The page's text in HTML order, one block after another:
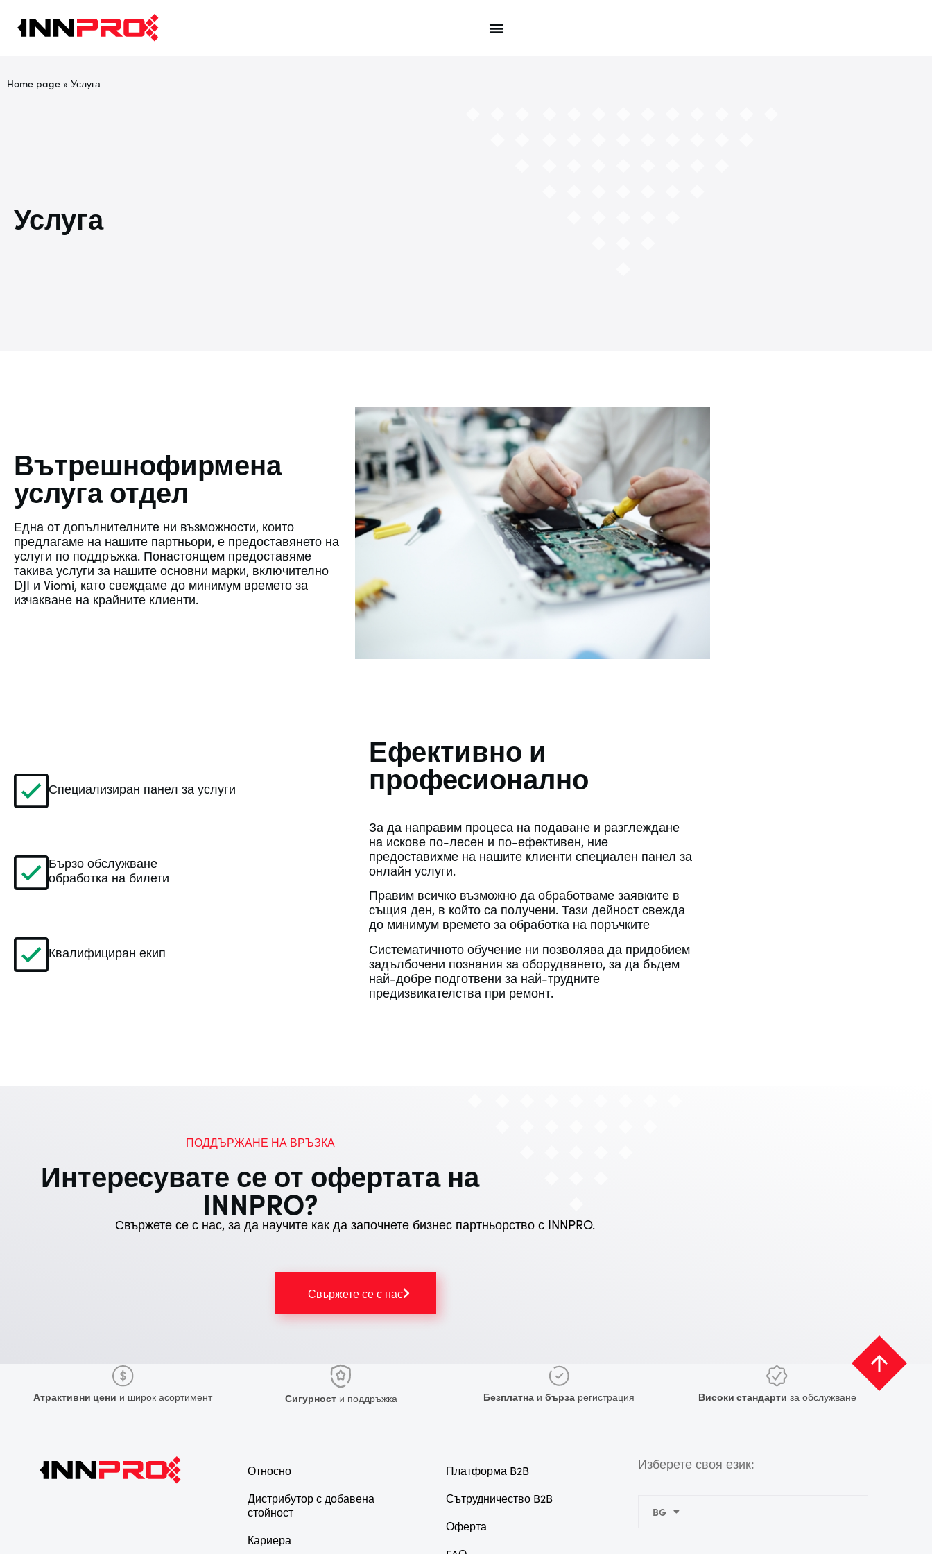
Home page » Услуга
Услуга
Вътрешнофирмена
услуга отдел
Една от допълнителните ни възможности, които
предлагаме на нашите партньори, е предоставянето на
услуги по поддръжка. Понастоящем предоставяме
такива услуги за нашите основни марки, включително
DJI и Viomi, като свеждаме до минимум времето за
изчакване на крайните клиенти.
Специализиран панел за услуги
Бързо обслужване
обработка на билети
Квалифициран екип
Ефективно и
професионално
За да направим процеса на подаване и разглеждане
на искове по-лесен и по-ефективен, ние
предоставихме на нашите клиенти специален панел за
онлайн услуги.
Правим всичко възможно да обработваме заявките в
същия ден, в който са получени. Тази дейност свежда
до минимум времето за обработка на поръчките
Систематичното обучение ни позволява да придобием
задълбочени познания за оборудването, за да бъдем
най-добре подготвени за най-трудните
предизвикателства при ремонт.
ПОДДЪРЖАНЕ НА ВРЪЗКА
Интересувате се от офертата на
INNPRO?
Свържете се с нас, за да научите как да започнете бизнес партньорство с INNPRO.
Свържете се с нас
Атрактивни цени и широк асортимент Сигурности поддръжка Безплатна ибърза регистрация Високи стандарти за обслужване
Относно
Дистрибутор с добавена
стойност
Кариера
Платформа B2B
Сътрудничество B2B
Оферта
Изберете своя език:
BG